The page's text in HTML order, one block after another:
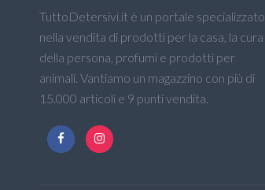
TuttoDetersivi.it è un portale specializzato
nella vendita di prodotti per la casa, la cura
della persona, profumi e prodotti per
animali. Vantiamo un magazzino con più di
15.000 articoli e 9 punti vendita.